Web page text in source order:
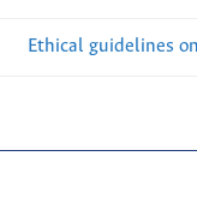
Ethical guidelines